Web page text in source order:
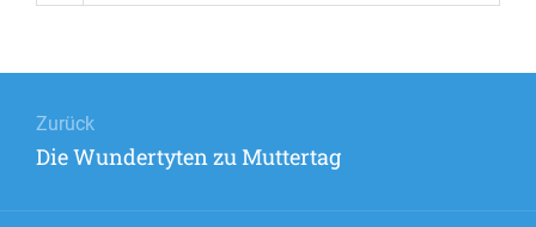
Navigation
Zurück
Vorheriger
Die Wundertyten zu Muttertag